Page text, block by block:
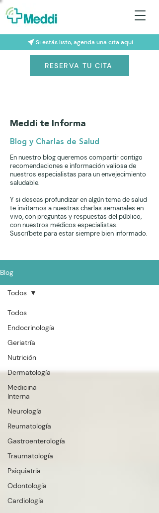
Si estás listo, agenda una cita aquí
RESERVA TU CITA
Meddi te Informa
Blog y Charlas de Salud
En nuestro blog queremos compartir contigo
recomendaciones e información valiosa de
nuestros especialistas para un envejecimiento
saludable.
Y si deseas profundizar en algún tema de salud
te invitamos a nuestras charlas semanales en
vivo, con preguntas y respuestas del público,
con nuestros médicos especialistas.
Suscríbete para estar siempre bien informado.
Blog
Todos
Endocrinología
Geriatría
Nutrición
Dermatología
Medicina
Interna
Neurología
Reumatología
Gastroenterología
Traumatología
Psiquiatría
Odontología
Cardiología
Todos